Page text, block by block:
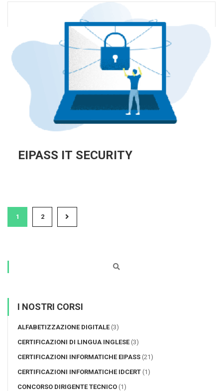
EIPASS IT SECURITY
1 2
I NOSTRI CORSI
ALFABETIZZAZIONE DIGITALE (3)
CERTIFICAZIONI DI LINGUA INGLESE (3)
CERTIFICAZIONI INFORMATICHE EIPASS (21)
CERTIFICAZIONI INFORMATICHE IDCERT (1)
CONCORSO DIRIGENTE TECNICO (1)